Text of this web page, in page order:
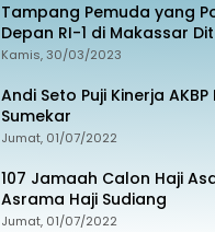
Tampang Pemuda yang
Depan RI-1 di Makassar
Ternyata Joki Balapan Liar
Kamis, 30/03/2023
Andi Seto Puji Kinerja
Sumekar
Jumat, 01/07/2022
107 Jamaah Calon Haji
Asrama Haji Sudiang
Jumat, 01/07/2022